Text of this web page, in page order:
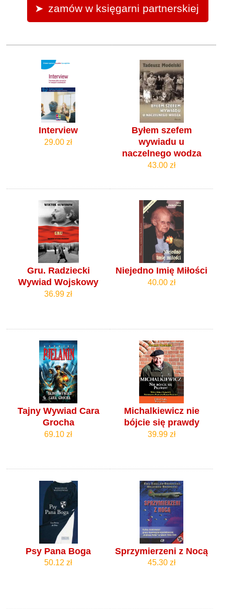
zamów w księgarni partnerskiej
Interview
29.00 zł
Byłem szefem
wywiadu u
naczelnego wodza
43.00 zł
Gru. Radziecki
Wywiad Wojskowy
36.99 zł
Niejedno Imię Miłości
40.00 zł
Tajny Wywiad Cara
Grocha
69.10 zł
Michalkiewicz nie
bójcie się prawdy
39.99 zł
Psy Pana Boga
50.12 zł
Sprzymierzeni z Nocą
45.30 zł